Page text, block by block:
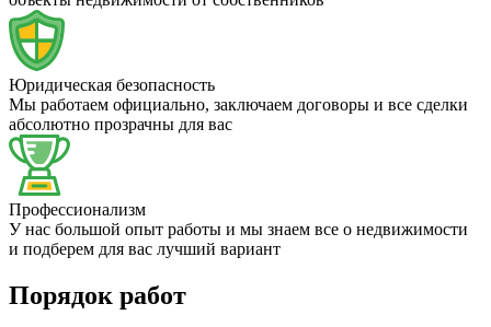
Юридическая безопасность
Мы работаем официально, заключаем договоры и все сделки
абсолютно прозрачны для вас
Профессионализм
У нас большой опыт работы и мы знаем все о недвижимости
и подберем для вас лучший вариант
Порядок работ